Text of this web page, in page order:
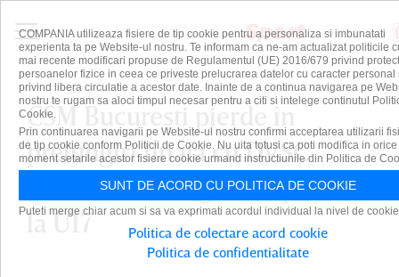
CSM Bucureşti pierde în
prelungiri finala cu DVSC
Debrecen, în Liga Campionilor
la U17
COMPANIA utilizeaza fisiere de tip cookie pentru a personaliza si imbunatati
experienta ta pe Website-ul nostru. Te informam ca ne-am actualizat politicile
mai recente modificari propuse de Regulamentul (UE) 2016/679 privind
persoanelor fizice in ceea ce priveste prelucrarea datelor cu caracter personal
privind libera circulatie a acestor date. Inainte de a continua navigarea pe
nostru te rugam sa aloci timpul necesar pentru a citi si intelege continutul
Cookie.
Prin continuarea navigarii pe Website-ul nostru confirmi acceptarea utilizarii
de tip cookie conform Politicii de Cookie. Nu uita totusi ca poti modifica in orice
moment setarile acestor fisiere cookie urmand instructiunile din Politica de
SUNT DE ACORD CU POLITICA DE COOKIE
Puteti merge chiar acum si sa va exprimati acordul individual la nivel de
Politica de colectare acord cookie
Politica de confidentialitate